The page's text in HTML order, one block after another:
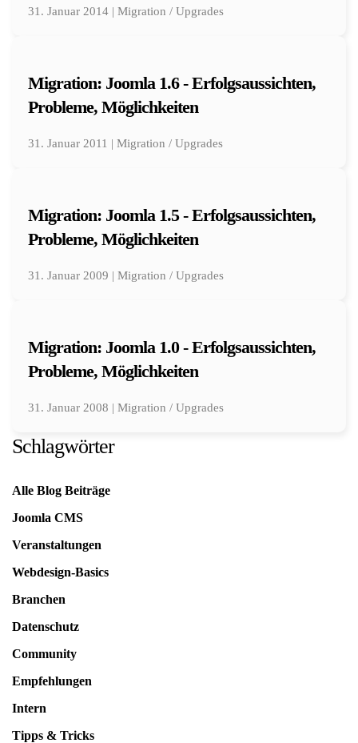
31. Januar 2014 | Migration / Upgrades
Migration: Joomla 1.6 - Erfolgsaussichten,
Probleme, Möglichkeiten
31. Januar 2011 | Migration / Upgrades
Migration: Joomla 1.5 - Erfolgsaussichten,
Probleme, Möglichkeiten
31. Januar 2009 | Migration / Upgrades
Migration: Joomla 1.0 - Erfolgsaussichten,
Probleme, Möglichkeiten
31. Januar 2008 | Migration / Upgrades
Schlagwörter
Alle Blog Beiträge
Joomla CMS
Veranstaltungen
Webdesign-Basics
Branchen
Datenschutz
Community
Empfehlungen
Intern
Tipps & Tricks